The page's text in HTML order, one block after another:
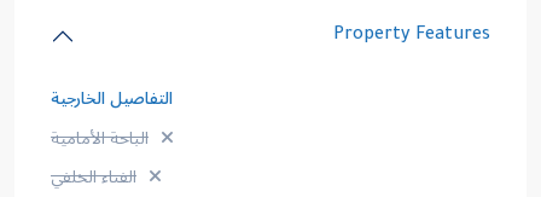
Property Features
التفاصيل الخارجية
الباحة الأمامية
الفناء الخلفي